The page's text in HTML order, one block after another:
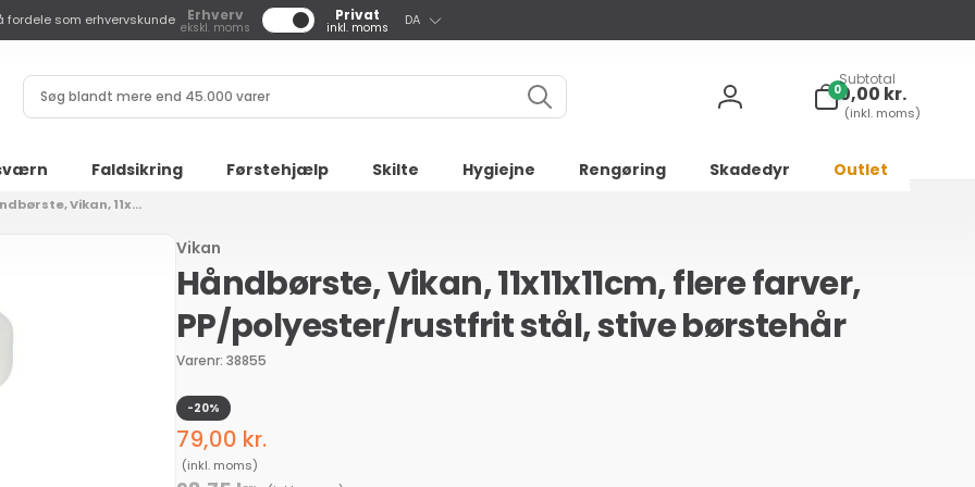
fordele som erhvervskunde Erhverv
ekskl. moms
Privat
inkl. moms
p
g
DA
Søg
blandt
end
45.000
Log
0
varer
Subtotal
0,00 kr.
(inkl. moms)
Faldsikring Førstehjælp Skilte Hygiejne Rengøring Skadedyr Outlet
Vikan, 11x...
Vikan
Håndbørste, Vikan, 11x11x11cm, flere farver,
PP/polyester/rustfrit stål, stive børstehår
Varenr: 38855
-20%
Udsalgspris
79,00 kr.
(inkl. moms)
Normalpris